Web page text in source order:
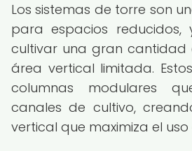
Los sistemas de torre son
para espacios reducidos,
cultivar una gran cantidad
área vertical limitada.
columnas modulares
canales de cultivo,
vertical que maximiza el